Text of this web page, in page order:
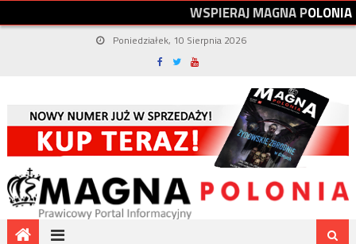
WSPIERAJMAGNAPOLONIA
Poniedziałek, 10 Sierpnia 2026